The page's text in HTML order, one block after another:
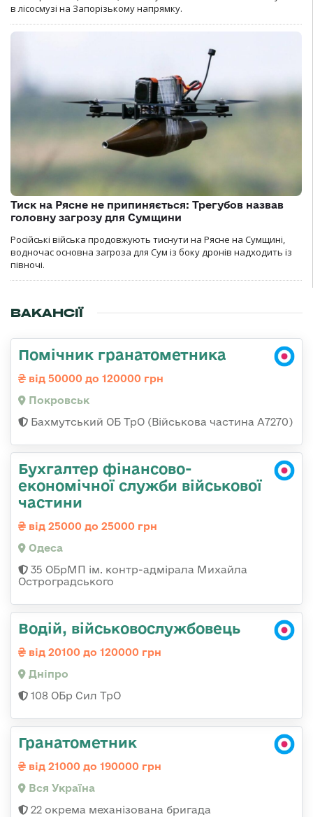
в лісосмузі на Запорізькому напрямку.
Тиск на Рясне не припиняється: Трегубов назвав
головну загрозу для Сумщини
Російські війська продовжують тиснути на Рясне на Сумщині,
водночас основна загроза для Сум із боку дронів надходить із
півночі.
ВАКАНСІЇ
Помічник гранатометника
від 50000 до 120000 грн
Покровськ
Бахмутський ОБ ТрО (Військова частина А7270)
Бухгалтер фінансово-
економічної служби військової
частини
від 25000 до 25000 грн
Одеса
35 ОБрМП ім. контр-адмірала Михайла
Остроградського
Водій, військовослужбовець
від 20100 до 120000 грн
Дніпро
108 ОБр Сил ТрО
Гранатометник
від 21000 до 190000 грн
Вся Україна
22 окрема механізована бригада